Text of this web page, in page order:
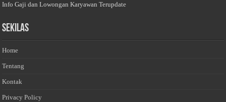
Info Gaji dan Lowongan Karyawan Terupdate
Sekilas
Home
Tentang
Kontak
Privacy Policy